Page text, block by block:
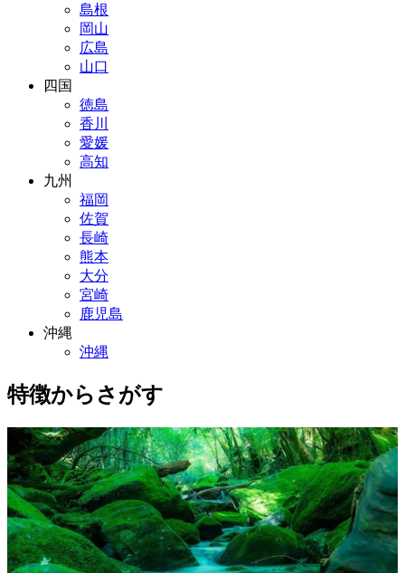
島根
岡山
広島
山口
四国
徳島
香川
愛媛
高知
九州
福岡
佐賀
長崎
熊本
大分
宮崎
鹿児島
沖縄
沖縄
特徴からさがす